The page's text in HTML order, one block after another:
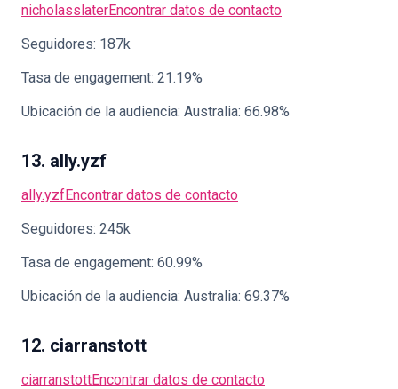
nicholasslaterEncontrar datos de contacto
Seguidores: 187k
Tasa de engagement: 21.19%
Ubicación de la audiencia: Australia: 66.98%
13. ally.yzf
ally.yzfEncontrar datos de contacto
Seguidores: 245k
Tasa de engagement: 60.99%
Ubicación de la audiencia: Australia: 69.37%
12. ciarranstott
ciarranstottEncontrar datos de contacto